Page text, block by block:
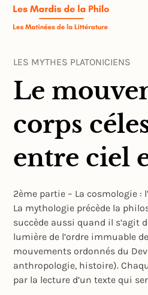
LES MYTHES PLATONICIENS
Le
corps
entre ciel
2ème partie – La cosmologie :
La mythologie précède la
succède aussi quand il s’agit
lumière de l’ordre immuable
mouvements ordonnés du
anthropologie, histoire).
par la lecture d’un texte qui